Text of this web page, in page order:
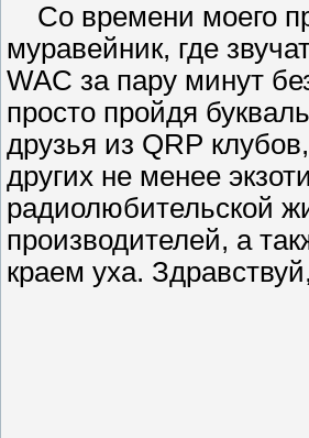
Со времени моего
муравейник, где
WAC за пару минут
просто пройдя
друзья из QRP
других не менее
радиолюбительской
производителей, а
краем уха.